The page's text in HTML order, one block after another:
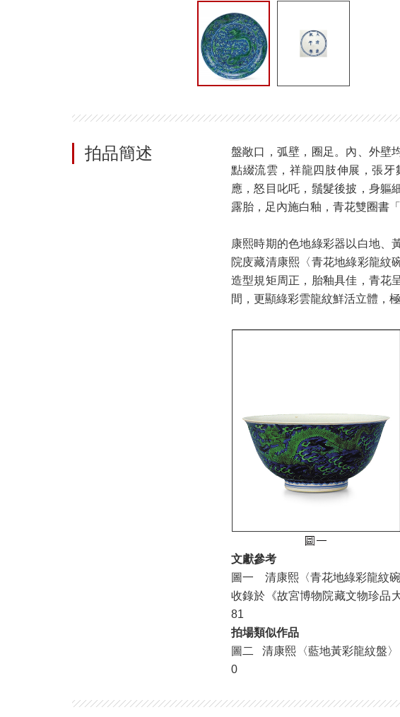
拍品簡述
盤敞口，弧壁，圈足。內、外壁
點綴流雲，祥龍四肢伸展，張
應，怒目叱吒，鬚髮後披，身軀
露胎，足內施白釉，青花雙圈書
康熙時期的色地綠彩器以白地、
院庋藏清康熙〈青花地綠彩龍紋
造型規矩周正，胎釉具佳，青花
間，更顯綠彩雲龍紋鮮活立體，
文獻參考
圖一 清康熙〈青花地綠彩龍紋
收錄於《故宮博物院藏文物珍品
81
拍場類似作品
圖二 清康熙〈藍地黃彩龍紋盤
0